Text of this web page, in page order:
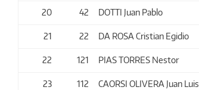
20 42 DOTTI Juan Pablo
21 22 DA ROSA Cristian Egidio
22 121 PIAS TORRES Nestor
23 112 CAORSI OLIVERA Juan Luis